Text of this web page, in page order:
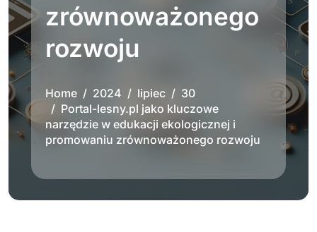
zrównoważonego
rozwoju
Home 2024 lipiec
30
Portal-lesny.pl jako kluczowe
narzędzie w edukacji ekologicznej i
promowaniu zrównoważonego rozwoju